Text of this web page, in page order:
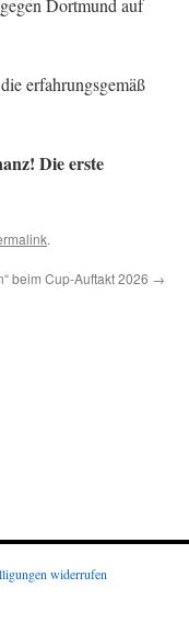
Dortmund auf
erfahrungsgemäß
Die erste
.
beim Cup-Auftakt 2026 →
widerrufen